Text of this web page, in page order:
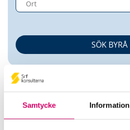
Samtycke Information